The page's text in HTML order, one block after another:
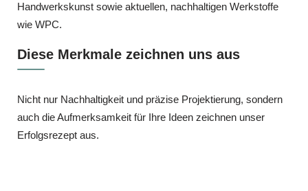
Handwerkskunst sowie aktuellen, nachhaltigen Werkstoffe
wie WPC.
Diese Merkmale zeichnen uns aus
Nicht nur Nachhaltigkeit und präzise Projektierung, sondern
auch die Aufmerksamkeit für Ihre Ideen zeichnen unser
Erfolgsrezept aus.